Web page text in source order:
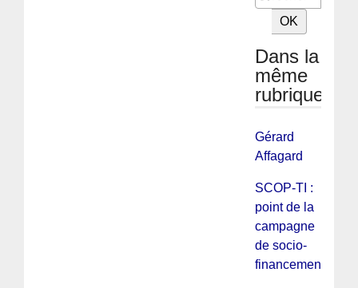
Dans la
même
rubrique
Gérard
Affagard
SCOP-TI :
point de la
campagne
de socio-
financement